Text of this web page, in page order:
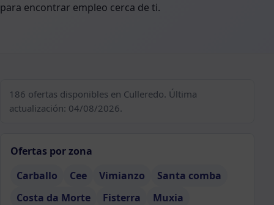
para encontrar empleo cerca de ti.
186 ofertas disponibles en Culleredo. Última
actualización: 04/08/2026.
Ofertas por zona
Carballo
Cee Vimianzo
Santa comba
Costa da Morte
Fisterra
Muxia